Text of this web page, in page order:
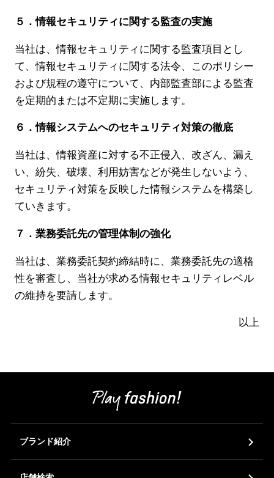
JP EN
５．情報セキュリティに関する監査の実施
当社は、情報セキュリティに関する監査項目とし
て、情報セキュリティに関する法令、このポリシー
および規程の遵守について、内部監査部による監査
を定期的または不定期に実施します。
６．情報システムへのセキュリティ対策の徹底
当社は、情報資産に対する不正侵入、改ざん、漏え
い、紛失、破壊、利用妨害などが発生しないよう、
セキュリティ対策を反映した情報システムを構築し
ていきます。
７．業務委託先の管理体制の強化
当社は、業務委託契約締結時に、業務委託先の適格
性を審査し、当社が求める情報セキュリティレベル
の維持を要請します。
以上
ブランド紹介